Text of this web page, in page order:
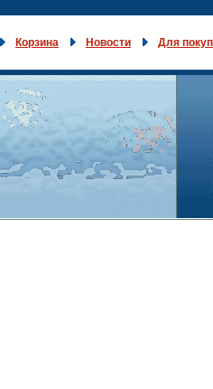
Корзина Новости Для